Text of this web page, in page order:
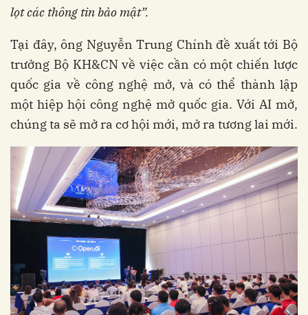
lọt các thông tin bảo mật”.
Tại đây, ông Nguyễn Trung Chính đề xuất tới Bộ
trưởng Bộ KH&CN về việc cần có một chiến lược
quốc gia về công nghệ mở, và có thể thành lập
một hiệp hội công nghệ mở quốc gia. Với AI mở,
chúng ta sẽ mở ra cơ hội mới, mở ra tương lai mới.